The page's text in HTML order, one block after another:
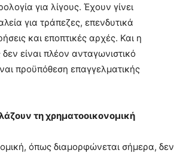
για λίγους. Έχουν γίνει
για τράπεζες, επενδυτικά
και εποπτικές αρχές. Και η
είναι πλέον ανταγωνιστικό
προϋπόθεση επαγγελματικής
τη χρηματοοικονομική
όπως διαμορφώνεται σήμερα, δεν